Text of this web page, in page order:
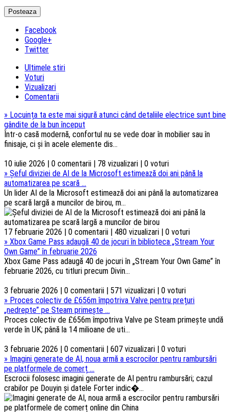
Facebook
Google+
Twitter
Ultimele stiri
Voturi
Vizualizari
Comentarii
» Locuința ta este mai sigură atunci când detaliile electrice sunt bine
gândite de la bun început
Într-o casă modernă, confortul nu se vede doar în mobilier sau în
finisaje, ci și în acele elemente dis...
10 iulie 2026 | 0 comentarii | 78 vizualizari | 0 voturi
» Șeful diviziei de AI de la Microsoft estimează doi ani până la
automatizarea pe scară ...
Un lider AI de la Microsoft estimează doi ani până la automatizarea
pe scară largă a muncilor de birou, m...
17 februarie 2026 | 0 comentarii | 480 vizualizari | 0 voturi
» Xbox Game Pass adaugă 40 de jocuri în biblioteca „Stream Your
Own Game” în februarie 2026
Xbox Game Pass adaugă 40 de jocuri în „Stream Your Own Game” în
februarie 2026, cu titluri precum Divin...
3 februarie 2026 | 0 comentarii | 571 vizualizari | 0 voturi
» Proces colectiv de £656m împotriva Valve pentru prețuri
„nedrepte” pe Steam primește ...
Proces colectiv de £656m împotriva Valve pe Steam primește undă
verde în UK; până la 14 milioane de uti...
3 februarie 2026 | 0 comentarii | 607 vizualizari | 0 voturi
» Imagini generate de AI, noua armă a escrocilor pentru rambursări
pe platformele de comerț ...
Escrocii folosesc imagini generate de AI pentru rambursări; cazul
crabilor pe Douyin și datele Forter indic�...